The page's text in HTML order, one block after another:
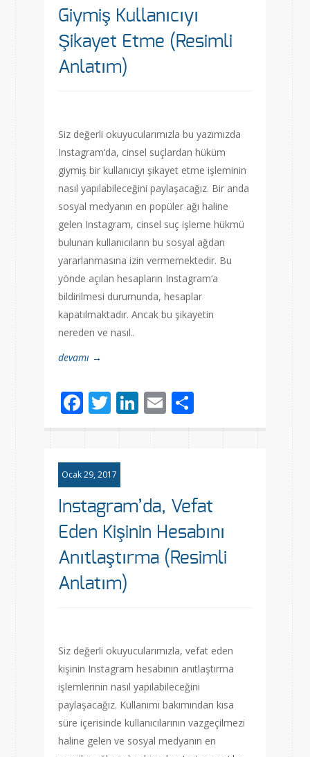
Giymiş Kullanıcıyı
Şikayet Etme (Resimli
Anlatım)
Siz değerli okuyucularımızla bu yazımızda
Instagram‘da, cinsel suçlardan hüküm
giymiş bir kullanıcıyı şikayet etme işleminin
nasıl yapılabileceğini paylaşacağız. Bir anda
sosyal medyanın en popüler ağı haline
gelen Instagram, cinsel suç işleme hükmü
bulunan kullanıcıların bu sosyal ağdan
yararlanmasına izin vermemektedir. Bu
yönde açılan hesapların Instagram‘a
bildirilmesi durumunda, hesaplar
kapatılmaktadır. Ancak bu şikayetin
nereden ve nasıl..
devamı →
Facebook
Twitter
LinkedIn
Email
Ocak 29, 2017
Instagram’da, Vefat
Eden Kişinin Hesabını
Anıtlaştırma (Resimli
Anlatım)
Siz değerli okuyucularımızla, vefat eden
kişinin Instagram hesabının anıtlaştırma
işlemlerinin nasıl yapılabileceğini
paylaşacağız. Kullanımı bakımından kısa
süre içerisinde kullanıcılarının vazgeçilmezi
haline gelen ve sosyal medyanın en